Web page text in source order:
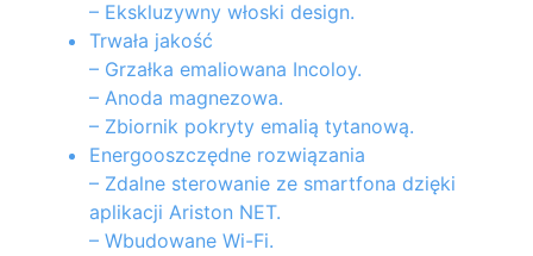
– Ekskluzywny włoski design.
Trwała jakość
– Grzałka emaliowana Incoloy.
– Anoda magnezowa.
– Zbiornik pokryty emalią tytanową.
Energooszczędne rozwiązania
– Zdalne sterowanie ze smartfona dzięki
aplikacji Ariston NET.
– Wbudowane Wi-Fi.